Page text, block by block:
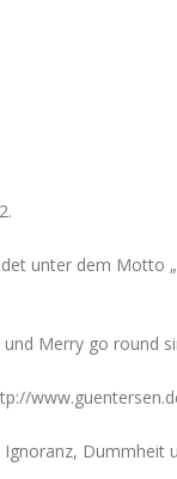
unter dem Motto
Merry go round